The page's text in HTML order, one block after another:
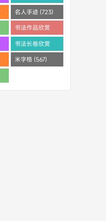
名人手迹 (723)
书法作品欣赏
(710)
书法长卷欣赏
(682)
米字格 (567)